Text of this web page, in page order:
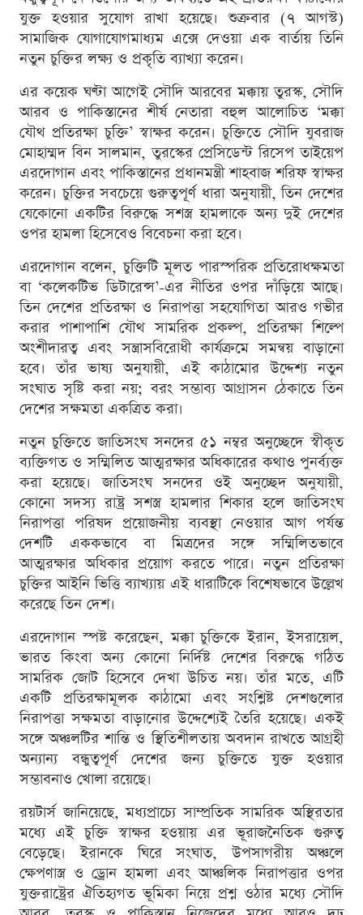
যুক্ত হওয়ার সুযোগ রাখা হয়েছে। শুক্রবার (৭ আগস্ট)
সামাজিক যোগাযোগমাধ্যম এক্সে দেওয়া এক বার্তায় তিনি
নতুন চুক্তির লক্ষ্য ও প্রকৃতি ব্যাখ্যা করেন।
এর কয়েক ঘণ্টা আগেই সৌদি আরবের মক্কায় তুরস্ক, সৌদি
আরব ও পাকিস্তানের শীর্ষ নেতারা বহুল আলোচিত ‘মক্কা
যৌথ প্রতিরক্ষা চুক্তি’ স্বাক্ষর করেন। চুক্তিতে সৌদি যুবরাজ
মোহাম্মদ বিন সালমান, তুরস্কের প্রেসিডেন্ট রিসেপ তাইয়েপ
এরদোগান এবং পাকিস্তানের প্রধানমন্ত্রী শাহবাজ শরিফ স্বাক্ষর
করেন। চুক্তির সবচেয়ে গুরুত্বপূর্ণ ধারা অনুযায়ী, তিন দেশের
যেকোনো একটির বিরুদ্ধে সশস্ত্র হামলাকে অন্য দুই দেশের
ওপর হামলা হিসেবেও বিবেচনা করা হবে।
এরদোগান বলেন, চুক্তিটি মূলত পারস্পরিক প্রতিরোধক্ষমতা
বা ‘কলেকটিভ ডিটারেন্স’-এর নীতির ওপর দাঁড়িয়ে আছে।
তিন দেশের প্রতিরক্ষা ও নিরাপত্তা সহযোগিতা আরও গভীর
করার পাশাপাশি যৌথ সামরিক প্রকল্প, প্রতিরক্ষা শিল্পে
অংশীদারত্ব এবং সন্ত্রাসবিরোধী কার্যক্রমে সমন্বয় বাড়ানো
হবে। তাঁর ভাষ্য অনুযায়ী, এই কাঠামোর উদ্দেশ্য নতুন
সংঘাত সৃষ্টি করা নয়; বরং সম্ভাব্য আগ্রাসন ঠেকাতে তিন
দেশের সক্ষমতা একত্রিত করা।
নতুন চুক্তিতে জাতিসংঘ সনদের ৫১ নম্বর অনুচ্ছেদে স্বীকৃত
ব্যক্তিগত ও সম্মিলিত আত্মরক্ষার অধিকারের কথাও পুনর্ব্যক্ত
করা হয়েছে। জাতিসংঘ সনদের ওই অনুচ্ছেদ অনুযায়ী,
কোনো সদস্য রাষ্ট্র সশস্ত্র হামলার শিকার হলে জাতিসংঘ
নিরাপত্তা পরিষদ প্রয়োজনীয় ব্যবস্থা নেওয়ার আগ পর্যন্ত
দেশটি এককভাবে বা মিত্রদের সঙ্গে সম্মিলিতভাবে
আত্মরক্ষার অধিকার প্রয়োগ করতে পারে। নতুন প্রতিরক্ষা
চুক্তির আইনি ভিত্তি ব্যাখ্যায় এই ধারাটিকে বিশেষভাবে উল্লেখ
করেছে তিন দেশ।
এরদোগান স্পষ্ট করেছেন, মক্কা চুক্তিকে ইরান, ইসরায়েল,
ভারত কিংবা অন্য কোনো নির্দিষ্ট দেশের বিরুদ্ধে গঠিত
সামরিক জোট হিসেবে দেখা উচিত নয়। তাঁর মতে, এটি
একটি প্রতিরক্ষামূলক কাঠামো এবং সংশ্লিষ্ট দেশগুলোর
নিরাপত্তা সক্ষমতা বাড়ানোর উদ্দেশ্যেই তৈরি হয়েছে। একই
সঙ্গে অঞ্চলটির শান্তি ও স্থিতিশীলতায় অবদান রাখতে আগ্রহী
অন্যান্য বন্ধুত্বপূর্ণ দেশের জন্য চুক্তিতে যুক্ত হওয়ার
সম্ভাবনাও খোলা রয়েছে।
রয়টার্স জানিয়েছে, মধ্যপ্রাচ্যে সাম্প্রতিক সামরিক অস্থিরতার
মধ্যে এই চুক্তি স্বাক্ষর হওয়ায় এর ভূরাজনৈতিক গুরুত্ব
বেড়েছে। ইরানকে ঘিরে সংঘাত, উপসাগরীয় অঞ্চলে
ক্ষেপণাস্ত্র ও ড্রোন হামলা এবং আঞ্চলিক নিরাপত্তার ওপর
যুক্তরাষ্ট্রের ঐতিহ্যগত ভূমিকা নিয়ে প্রশ্ন ওঠার মধ্যে সৌদি